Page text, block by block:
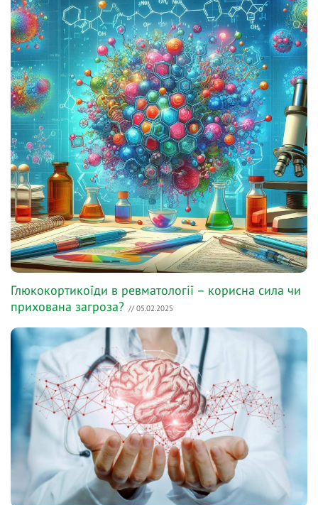
Глюкокортикоїди в ревматології – корисна сила чи
прихована загроза? // 05.02.2025